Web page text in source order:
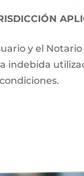
y el
indebida